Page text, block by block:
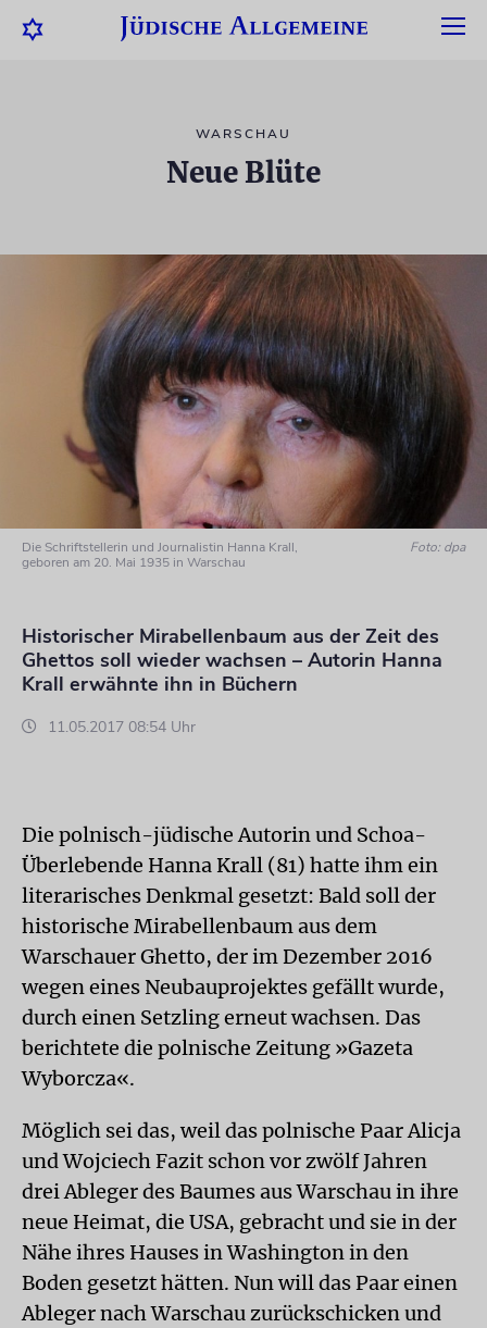
WARSCHAU
Neue Blüte
Die Schriftstellerin und Journalistin Hanna Krall,
geboren am 20. Mai 1935 in Warschau
Foto: dpa
Historischer Mirabellenbaum aus der Zeit des
Ghettos soll wieder wachsen – Autorin Hanna
Krall erwähnte ihn in Büchern
11.05.2017 08:54 Uhr
Die polnisch-jüdische Autorin und Schoa-
Überlebende Hanna Krall (81) hatte ihm ein
literarisches Denkmal gesetzt: Bald soll der
historische Mirabellenbaum aus dem
Warschauer Ghetto, der im Dezember 2016
wegen eines Neubauprojektes gefällt wurde,
durch einen Setzling erneut wachsen. Das
berichtete die polnische Zeitung »Gazeta
Wyborcza«.
Möglich sei das, weil das polnische Paar Alicja
und Wojciech Fazit schon vor zwölf Jahren
drei Ableger des Baumes aus Warschau in ihre
neue Heimat, die USA, gebracht und sie in der
Nähe ihres Hauses in Washington in den
Boden gesetzt hätten. Nun will das Paar einen
Ableger nach Warschau zurückschicken und